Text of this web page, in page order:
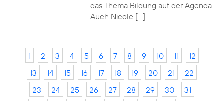
das Thema Bildung auf der Agenda.
Auch Nicole […]
1 2 3 4 5 6 7 8 9 10 11
12
13
14 15 16 17 18 19 20 21
22
23
24 25 26 27 28 29 30
31